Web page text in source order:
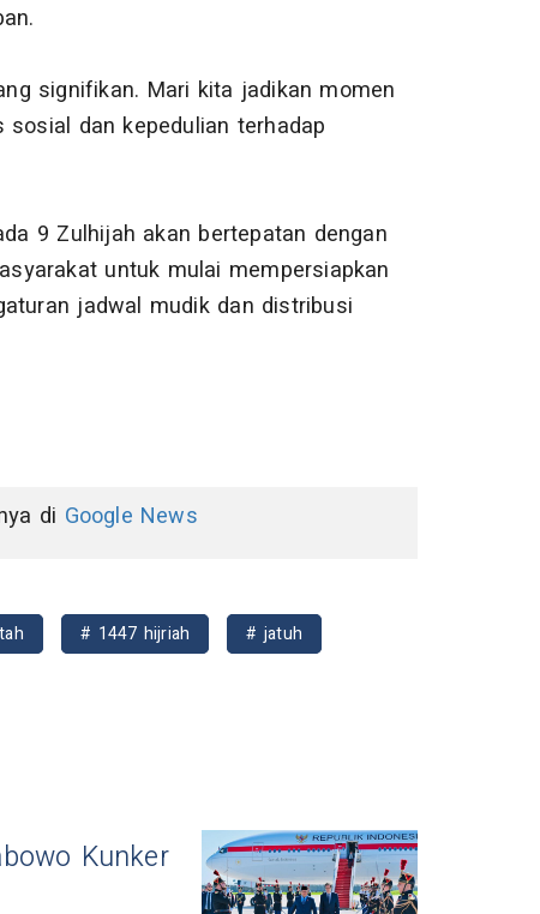
signifikan. Mari kita jadikan momen
dan kepedulian terhadap
9 Zulhijah akan bertepatan dengan
untuk mulai mempersiapkan
jadwal mudik dan distribusi
di Google News
# 1447 hijriah
# jatuh
Kunker